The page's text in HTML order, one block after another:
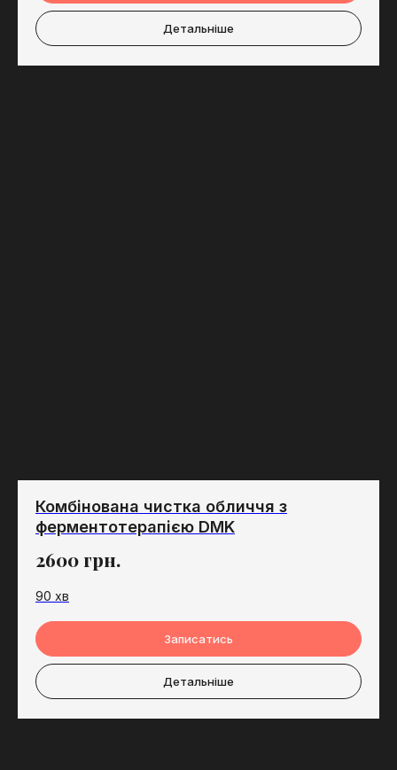
Детальніше
Комбінована чистка обличчя з
ферментотерапією DMK
2600 грн.
90 хв
Записатись
Детальніше